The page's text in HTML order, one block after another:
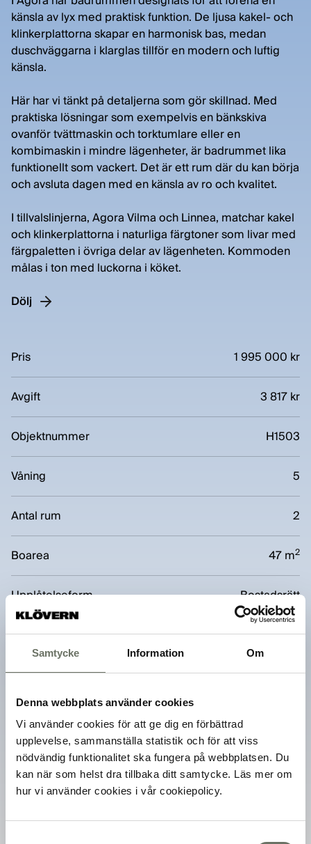
Samtycke Information Om
Denna webbplats använder cookies
Vi använder cookies för att ge dig en förbättrad
upplevelse, sammanställa statistik och för att viss
nödvändig funktionalitet ska fungera på webbplatsen. Du
kan när som helst dra tillbaka ditt samtycke. Läs mer om
hur vi använder cookies i vår cookiepolicy.
känsla av lyx med praktisk funktion. De ljusa kakel- och
klinkerplattorna skapar en harmonisk bas, medan
duschväggarna i klarglas tillför en modern och luftig
känsla.
Här har vi tänkt på detaljerna som gör skillnad. Med
praktiska lösningar som exempelvis en bänkskiva
ovanför tvättmaskin och torktumlare eller en
kombimaskin i mindre lägenheter, är badrummet lika
funktionellt som vackert. Det är ett rum där du kan börja
och avsluta dagen med en känsla av ro och kvalitet.
I tillvalslinjerna, Agora Vilma och Linnea, matchar kakel
och klinkerplattorna i naturliga färgtoner som livar med
färgpaletten i övriga delar av lägenheten. Kommoden
målas i ton med luckorna i köket.
Dölj
Pris 1 995 000 kr
Avgift 3 817 kr
Objektnummer H1503
Våning 5
Antal rum 2
Boarea 47 m2
Upplåtelseform Bostadsrätt
Boendeform Lägenhet
Balkong Ja
Förråd Ja
Miljömärkning Svanenmärkning